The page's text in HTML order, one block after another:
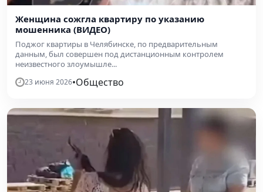
Женщина сожгла квартиру по указанию
мошенника (ВИДЕО)
Поджог квартиры в Челябинске, по предварительным
данным, был совершен под дистанционным контролем
неизвестного злоумышле...
23 июня 2026•Общество